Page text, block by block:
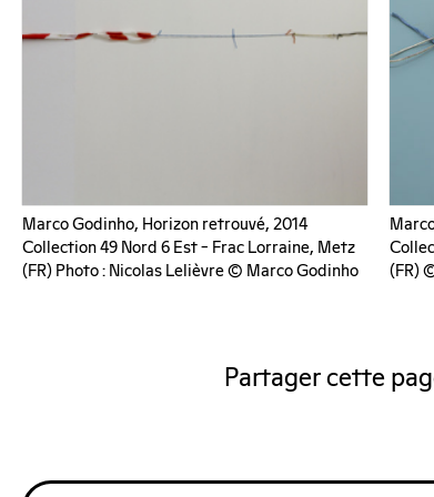
Marco Godinho, Horizon retrouvé, 2014
Collection 49 Nord 6 Est – Frac Lorraine, Metz
(FR) Photo : Nicolas Lelièvre © Marco Godinho
(FR)
Partager cette